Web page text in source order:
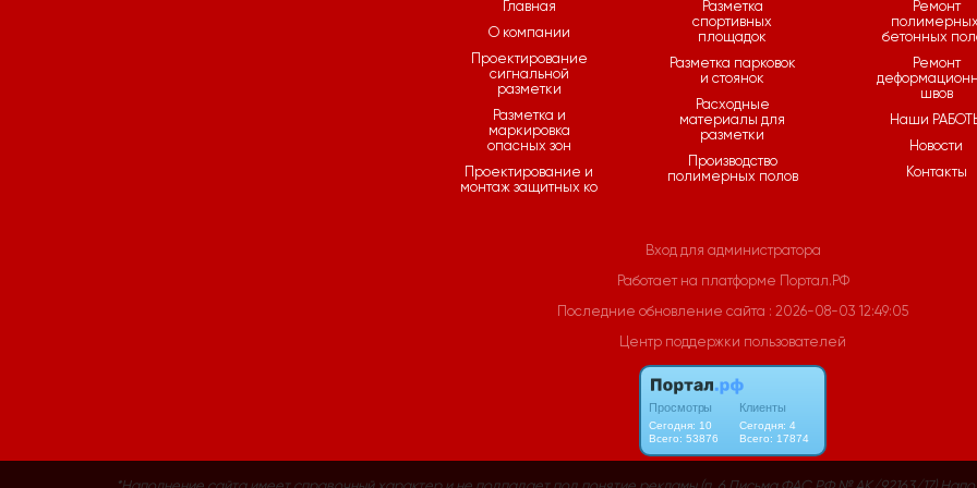
Главная
О компании
Проектирование
сигнальной
разметки
Разметка и
маркировка
опасных зон
Проектирование и
монтаж защитных ко
Разметка
спортивных
площадок
Разметка парковок
и стоянок
Расходные
материалы для
разметки
Производство
полимерных полов
Ремонт
бетонных
Ремонт
швов
Наши
Новости
Контакты
Вход для администратора
Работает на платформе Портал.РФ
Последние обновление сайта : 2026-08-03 12:49:05
Центр поддержки пользователей